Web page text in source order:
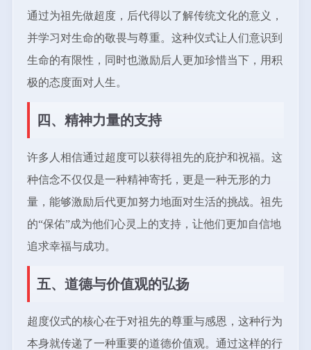
通过为祖先做超度，后代得以了解传统文化的意义，
并学习对生命的敬畏与尊重。这种仪式让人们意识到
生命的有限性，同时也激励后人更加珍惜当下，用积
极的态度面对人生。
四、精神力量的支持
许多人相信通过超度可以获得祖先的庇护和祝福。这
种信念不仅仅是一种精神寄托，更是一种无形的力
量，能够激励后代更加努力地面对生活的挑战。祖先
的“保佑”成为他们心灵上的支持，让他们更加自信地
追求幸福与成功。
五、道德与价值观的弘扬
超度仪式的核心在于对祖先的尊重与感恩，这种行为
本身就传递了一种重要的道德价值观。通过这样的行